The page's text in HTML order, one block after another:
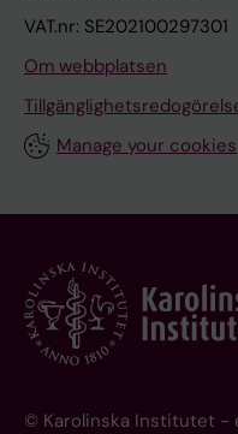
VAT.nr: SE202100297301
Om webbplatsen
Manage your cookies
© Karolinska Institutet